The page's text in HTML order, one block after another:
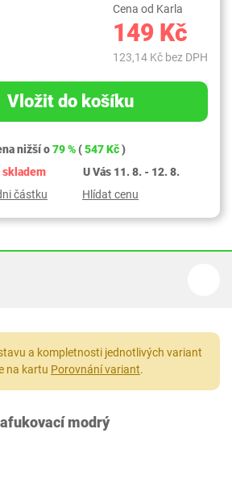
Cena od Karla
149 Kč
123,14 Kč bez DPH
Vložit do košíku
nižší o79 %(547 Kč)
U Vás 11. 8. - 12. 8.
částku
Hlídat cenu
a kompletnosti jednotlivých variant
na kartu Porovnání variant.
modrý